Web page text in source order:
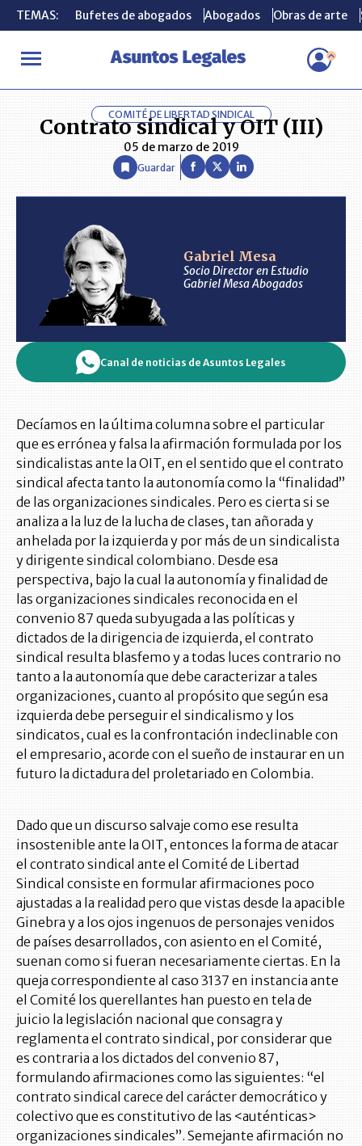
TEMAS: Bufetes de abogados Abogados Obras de arte
INICIO ANÁLISIS GABRIEL MESA Contrato sindical y OIT (III)
TEMAS: Bufetes de abogados Abogados Obras de arte
COMITÉ DE LIBERTAD SINDICAL
Contrato sindical y OIT (III)
05 de marzo de 2019
Guardar
Gabriel Mesa
Socio Director en Estudio
Gabriel Mesa Abogados
Canal de noticias de Asuntos Legales
Decíamos en la última columna sobre el particular
que es errónea y falsa la afirmación formulada por los
sindicalistas ante la OIT, en el sentido que el contrato
sindical afecta tanto la autonomía como la “finalidad”
de las organizaciones sindicales. Pero es cierta si se
analiza a la luz de la lucha de clases, tan añorada y
anhelada por la izquierda y por más de un sindicalista
y dirigente sindical colombiano. Desde esa
perspectiva, bajo la cual la autonomía y finalidad de
las organizaciones sindicales reconocida en el
convenio 87 queda subyugada a las políticas y
dictados de la dirigencia de izquierda, el contrato
sindical resulta blasfemo y a todas luces contrario no
tanto a la autonomía que debe caracterizar a tales
organizaciones, cuanto al propósito que según esa
izquierda debe perseguir el sindicalismo y los
sindicatos, cual es la confrontación indeclinable con
el empresario, acorde con el sueño de instaurar en un
futuro la dictadura del proletariado en Colombia.
Dado que un discurso salvaje como ese resulta
insostenible ante la OIT, entonces la forma de atacar
el contrato sindical ante el Comité de Libertad
Sindical consiste en formular afirmaciones poco
ajustadas a la realidad pero que vistas desde la apacible
Ginebra y a los ojos ingenuos de personajes venidos
de países desarrollados, con asiento en el Comité,
suenan como si fueran necesariamente ciertas. En la
queja correspondiente al caso 3137 en instancia ante
el Comité los querellantes han puesto en tela de
juicio la legislación nacional que consagra y
reglamenta el contrato sindical, por considerar que
es contraria a los dictados del convenio 87,
formulando afirmaciones como las siguientes: “el
contrato sindical carece del carácter democrático y
colectivo que es constitutivo de las <auténticas>
organizaciones sindicales”. Semejante afirmación no